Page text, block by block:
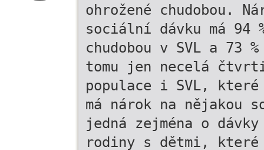
ohrožené chudobou.
sociální dávku má 94
chudobou v SVL a 73
tomu jen necelá
populace i SVL, které
má nárok na nějakou
jedná zejména o
rodiny s dětmi, které